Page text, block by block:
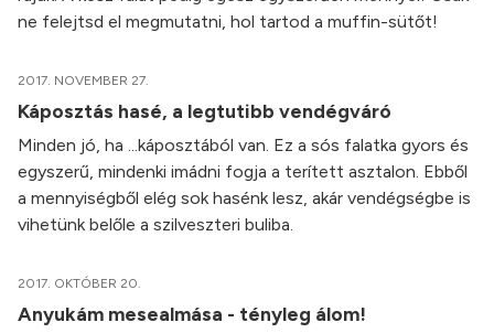
ne felejtsd el megmutatni, hol tartod a muffin-sütőt!
2017. NOVEMBER 27.
Káposztás hasé, a legtutibb vendégváró
Minden jó, ha ...káposztából van. Ez a sós falatka gyors és
egyszerű, mindenki imádni fogja a terített asztalon. Ebből
a mennyiségből elég sok hasénk lesz, akár vendégségbe is
vihetünk belőle a szilveszteri buliba.
2017. OKTÓBER 20.
Anyukám mesealmása - tényleg álom!